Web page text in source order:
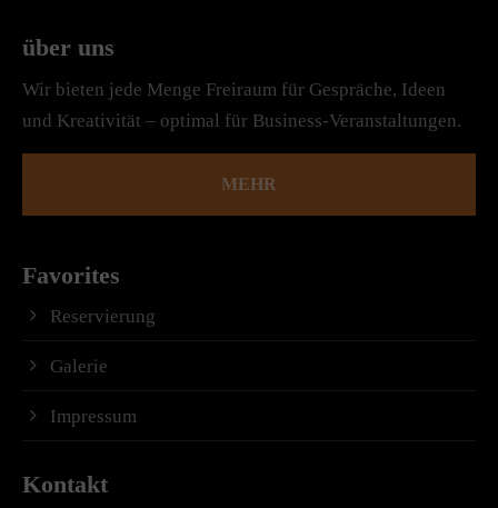
über uns
Wir bieten jede Menge Freiraum für Gespräche, Ideen
und Kreativität – optimal für Business-Veranstaltungen.
MEHR
Favorites
Reservierung
Galerie
Impressum
Kontakt